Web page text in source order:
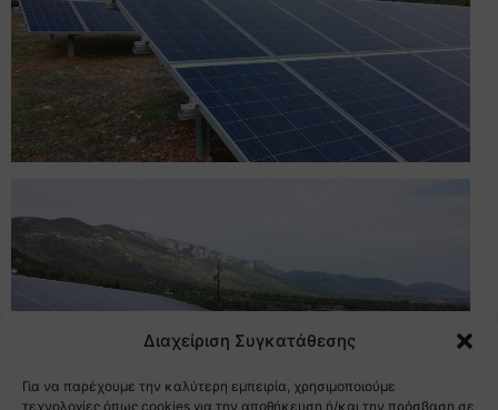
Διαχείριση Συγκατάθεσης
Για να παρέχουμε την καλύτερη εμπειρία, χρησιμοποιούμε
τεχνολογίες όπως cookies για την αποθήκευση ή/και την πρόσβαση σε